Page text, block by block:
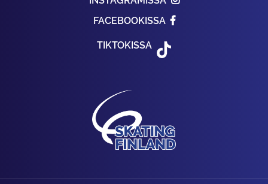
FACEBOOKISSA
TIKTOKISSA